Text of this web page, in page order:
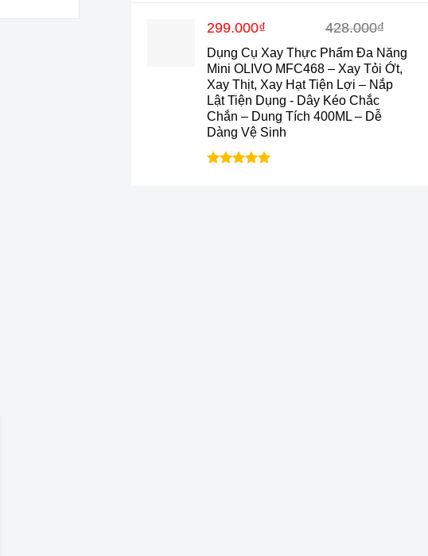
Dụng Cụ Xay Thực Phẩm Đa Năng
Mini OLIVO MFC468 – Xay Tỏi Ớt,
Xay Thịt, Xay Hạt Tiện Lợi – Nắp
Lật Tiện Dụng - Dây Kéo Chắc
Chắn – Dung Tích 400ML – Dễ
Dàng Vệ Sinh
428.000₫
Giá
là:
428.000₫.
299.000₫
Giá
tại
là:
299.000₫.